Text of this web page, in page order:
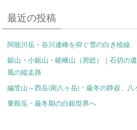
最近の投稿
阿能川岳・谷川連峰を仰ぐ雪の白き稜線
鋸山・小鋸山・嵯峨山（房総）｜石切の
風の縦走路
編笠山～西岳(南八ヶ岳)・厳冬の静寂、
乗鞍岳・厳冬期の白銀世界へ